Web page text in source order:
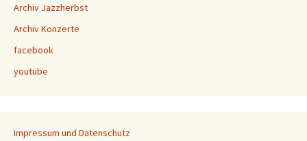
Archiv Jazzherbst
Archiv Konzerte
facebook
youtube
Impressum und Datenschutz